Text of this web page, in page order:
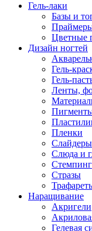
Гель-лаки
Базы и
Цветные
Дизайн ногтей
Гель-
Гель-
Ленты,
Пленки
Слайдеры
Слюда и
Стемпинг
Стразы
Наращивание
Акригели
Гелевая